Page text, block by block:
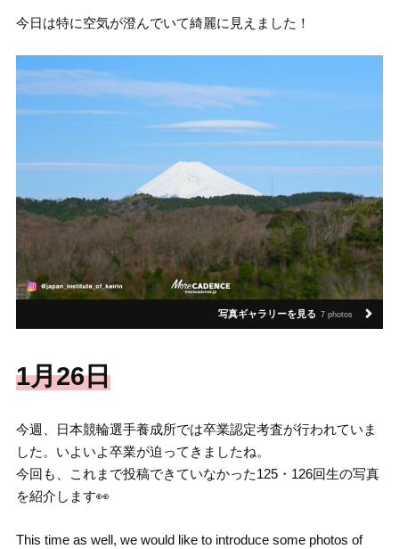
今日は特に空気が澄んでいて綺麗に見えました！
写真ギャラリーを見る 7 photos
1月26日
今週、日本競輪選手養成所では卒業認定考査が行われていま
した。いよいよ卒業が迫ってきましたね。
今回も、これまで投稿できていなかった125・126回生の写真
を紹介します👀
This time as well, we would like to introduce some photos of